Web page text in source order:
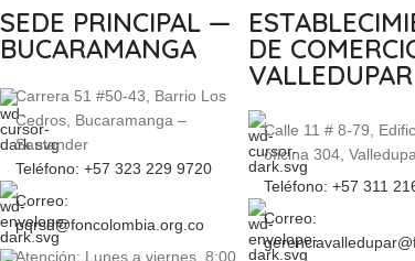
SEDE PRINCIPAL —
BUCARAMANGA
Carrera 51 #50-43, Barrio Los
Cedros, Bucaramanga –
Santander
Teléfono: +57 323 229 9720
Correo:
pqrsd@foncolombia.org.co
Atención: Lunes a viernes, 8:00
DE
VALLEDUPAR
Calle 11 # 8-79,
oficina 304,
Teléfono: +57 311
Correo: